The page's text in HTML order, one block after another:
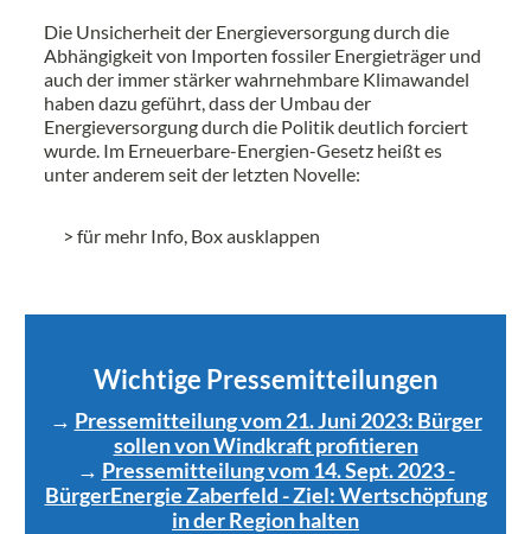
Die Unsicherheit der Energieversorgung durch die
Abhängigkeit von Importen fossiler Energieträger und
auch der immer stärker wahrnehmbare Klimawandel
haben dazu geführt, dass der Umbau der
Energieversorgung durch die Politik deutlich forciert
wurde. Im Erneuerbare-Energien-Gesetz heißt es
unter anderem seit der letzten Novelle:
> für mehr Info, Box ausklappen
Wichtige Pressemitteilungen
→ Pressemitteilung vom 21. Juni 2023: Bürger
sollen von Windkraft profitieren
→ Pressemitteilung vom 14. Sept. 2023 -
BürgerEnergie Zaberfeld - Ziel: Wertschöpfung
in der Region halten